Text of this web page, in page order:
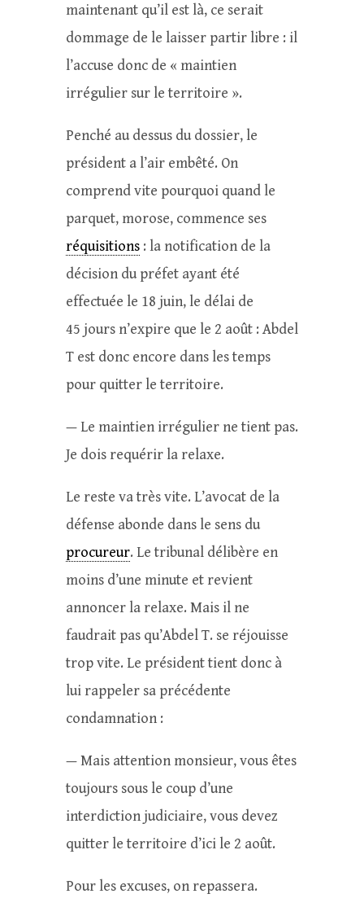
maintenant qu’il est là, ce serait
dommage de le laisser partir libre : il
l’accuse donc de « maintien
irrégulier sur le territoire ».
Penché au dessus du dossier, le
président a l’air embêté. On
comprend vite pourquoi quand le
parquet, morose, commence ses
réquisitions: la notification de la
décision du préfet ayant été
effectuée le 18 juin, le délai de
45 jours n’expire que le 2 août : Abdel
T est donc encore dans les temps
pour quitter le territoire.
— Le maintien irrégulier ne tient pas.
Je dois requérir la relaxe.
Le reste va très vite. L’avocat de la
défense abonde dans le sens du
procureur. Le tribunal délibère en
moins d’une minute et revient
annoncer la relaxe. Mais il ne
faudrait pas qu’Abdel T. se réjouisse
trop vite. Le président tient donc à
lui rappeler sa précédente
condamnation :
— Mais attention monsieur, vous êtes
toujours sous le coup d’une
interdiction judiciaire, vous devez
quitter le territoire d’ici le 2 août.
Pour les excuses, on repassera.